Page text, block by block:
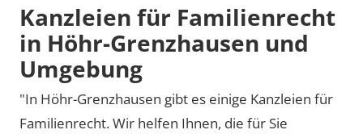
Kanzleien für Familienrecht
in Höhr-Grenzhausen und
Umgebung
"In Höhr-Grenzhausen gibt es einige Kanzleien für
Familienrecht. Wir helfen Ihnen, die für Sie